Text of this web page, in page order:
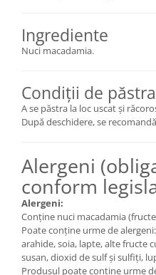
Ingrediente
Nuci macadamia.
Condiții de
A se păstra la loc uscat și
După deschidere, se
Alergeni
conform
Alergeni:
Conține nuci macadamia
Poate conține urme de
arahide, soia, lapte, alte fructe
susan, dioxid de sulf și sulfiți,
Produsul poate conține urme